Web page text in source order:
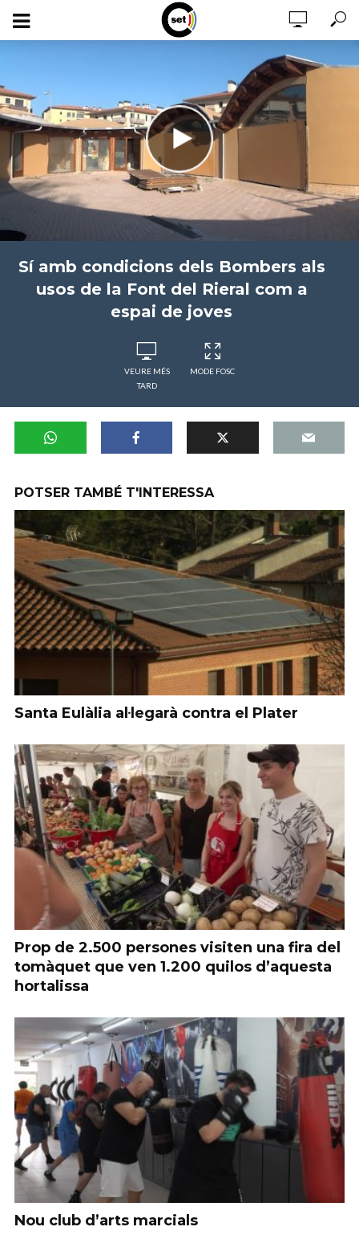
Sí amb condicions dels Bombers als
usos de la Font del Rieral com a
espai de joves
VEURE MÉS
TARD
MODE FOSC
POTSER TAMBÉ T'INTERESSA
Santa Eulàlia al·legarà contra el Plater
Prop de 2.500 persones visiten una fira del
tomàquet que ven 1.200 quilos d’aquesta
hortalissa
Nou club d’arts marcials